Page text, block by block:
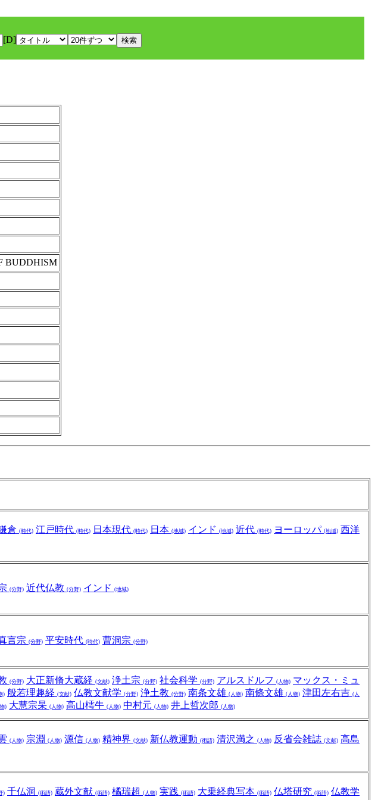
[D]
BUDDHISM
倉 (時代) 江戸時代 (時代) 日本現代 (時代) 日本 (地域) インド (地域) 近代 (時代) ヨーロッパ (地域) 西洋
(分野) 近代仏教 (分野) インド (地域)
言宗 (分野) 平安時代 (時代) 曹洞宗 (分野)
(分野) 大正新脩大蔵経 (文献) 浄土宗 (分野) 社会科学 (分野) アルスドルフ (人物) マックス・ミュ
) 般若理趣経 (文献) 仏教文献学 (分野) 浄土教 (分野) 南条文雄 (人物) 南條文雄 (人物) 津田左右吉 (人
) 大慧宗杲 (人物) 高山樗牛 (人物) 中村元 (人物) 井上哲次郎 (人物)
(人物) 宗淵 (人物) 源信 (人物) 精神界 (文献) 新仏教運動 (術語) 清沢満之 (人物) 反省会雑誌 (文献) 高島
) 千仏洞 (術語) 蔵外文献 (術語) 橘瑞超 (人物) 実践 (術語) 大乗経典写本 (術語) 仏塔研究 (術語) 仏教学